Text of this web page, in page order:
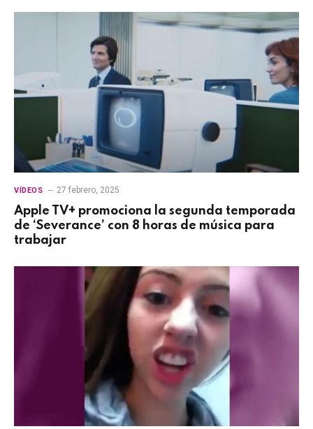
VÍDEOS 27 febrero, 2025
Apple TV+ promociona la segunda temporada
de ‘Severance’ con 8 horas de música para
trabajar